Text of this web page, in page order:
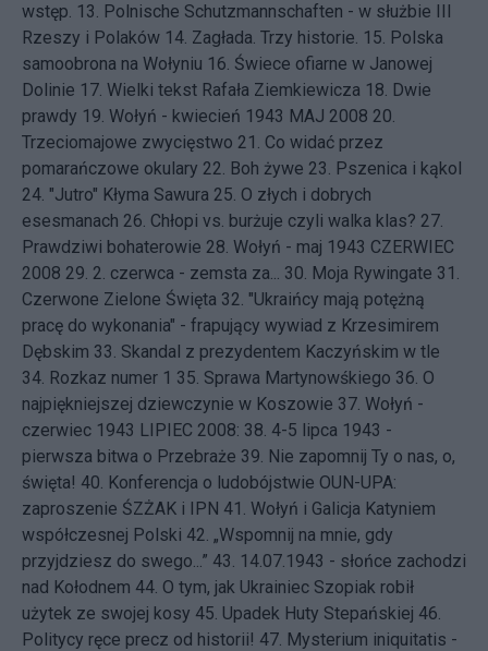
wstęp. 13. Polnische Schutzmannschaften - w służbie III
Rzeszy i Polaków 14. Zagłada. Trzy historie. 15. Polska
samoobrona na Wołyniu 16. Świece ofiarne w Janowej
Dolinie 17. Wielki tekst Rafała Ziemkiewicza 18. Dwie
prawdy 19. Wołyń - kwiecień 1943 MAJ 2008 20.
Trzeciomajowe zwycięstwo 21. Co widać przez
pomarańczowe okulary 22. Boh żywe 23. Pszenica i kąkol
24. "Jutro" Kłyma Sawura 25. O złych i dobrych
esesmanach 26. Chłopi vs. burżuje czyli walka klas? 27.
Prawdziwi bohaterowie 28. Wołyń - maj 1943 CZERWIEC
2008 29. 2. czerwca - zemsta za... 30. Moja Rywingate 31.
Czerwone Zielone Święta 32. "Ukraińcy mają potężną
pracę do wykonania" - frapujący wywiad z Krzesimirem
Dębskim 33. Skandal z prezydentem Kaczyńskim w tle
34. Rozkaz numer 1 35. Sprawa Martynowśkiego 36. O
najpiękniejszej dziewczynie w Koszowie 37. Wołyń -
czerwiec 1943 LIPIEC 2008: 38. 4-5 lipca 1943 -
pierwsza bitwa o Przebraże 39. Nie zapomnij Ty o nas, o,
święta! 40. Konferencja o ludobójstwie OUN-UPA:
zaproszenie ŚZŻAK i IPN 41. Wołyń i Galicja Katyniem
współczesnej Polski 42. „Wspomnij na mnie, gdy
przyjdziesz do swego...” 43. 14.07.1943 - słońce zachodzi
nad Kołodnem 44. O tym, jak Ukrainiec Szopiak robił
użytek ze swojej kosy 45. Upadek Huty Stepańskiej 46.
Politycy ręce precz od historii! 47. Mysterium iniquitatis -